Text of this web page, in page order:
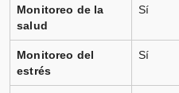
Monitoreo de la
salud
Sí
Monitoreo del
estrés
Sí